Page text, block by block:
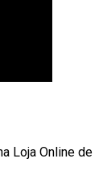
Loja Online de